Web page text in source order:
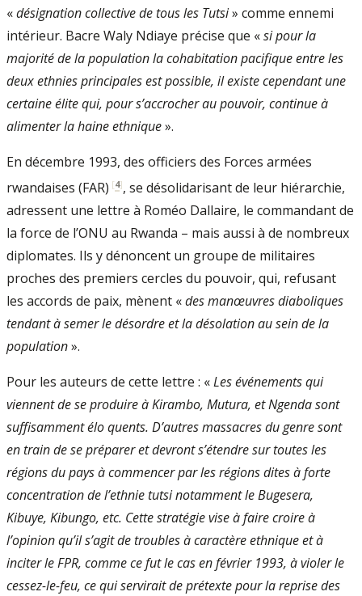
«désignation collective de tous les Tutsi» comme ennemi
intérieur. Bacre Waly Ndiaye précise que «si pour la
majorité de la population la cohabitation pacifique entre les
deux ethnies principales est possible, il existe cependant une
certaine élite qui, pour s’accrocher au pouvoir, continue à
alimenter la haine ethnique».
En décembre 1993, des officiers des Forces armées
rwandaises (FAR) [4], se désolidarisant de leur hiérarchie,
adressent une lettre à Roméo Dallaire, le commandant de
la force de l’ONU au Rwanda – mais aussi à de nombreux
diplomates. Ils y dénoncent un groupe de militaires
proches des premiers cercles du pouvoir, qui, refusant
les accords de paix, mènent «des manœuvres diaboliques
tendant à semer le désordre et la désolation au sein de la
population».
Pour les auteurs de cette lettre : «Les événements qui
viennent de se produire à Kirambo, Mutura, et Ngenda sont
suffisamment élo­ quents. D’autres massacres du genre sont
en train de se préparer et devront s’étendre sur toutes les
régions du pays à commencer par les régions dites à forte
concentration de l’ethnie tutsi notamment le Bugesera,
Kibuye, Kibungo, etc. Cette stratégie vise à faire croire à
l’opinion qu’il s’agit de troubles à caractère ethnique et à
inciter le FPR, comme ce fut le cas en février 1993, à violer le
cessez-le-feu, ce qui servirait de prétexte pour la reprise des